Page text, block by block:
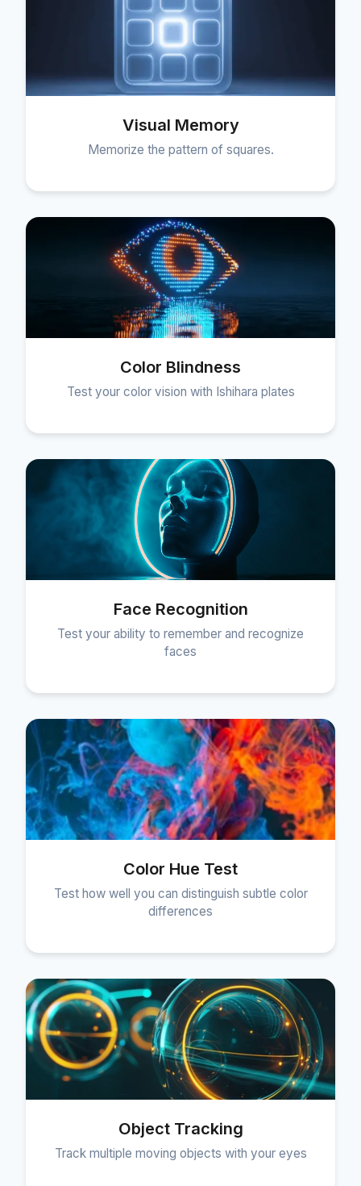
Visual Memory
Memorize the pattern of squares.
Color Blindness
Test your color vision with Ishihara plates
Face Recognition
Test your ability to remember and recognize
faces
Color Hue Test
Test how well you can distinguish subtle color
differences
Object Tracking
Track multiple moving objects with your eyes